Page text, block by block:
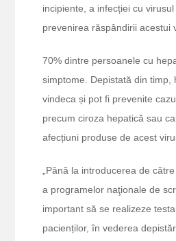
incipiente, a infecției cu
prevenirea răspândirii acestui
70% dintre persoanele cu
simptome. Depistată din timp,
vindeca și pot fi prevenite
precum ciroza hepatică sau
afecțiuni produse de acest
„Până la introducerea de
a programelor naţionale de
important să se realizeze
pacienților, în vederea